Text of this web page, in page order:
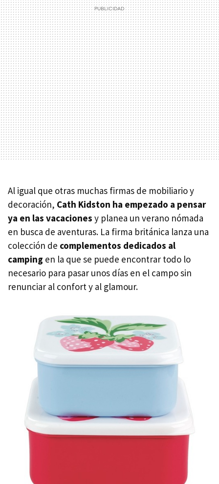
Al igual que otras muchas firmas de mobiliario y
decoración, Cath Kidston ha empezado a pensar
ya en las vacaciones y planea un verano nómada
en busca de aventuras. La firma británica lanza una
colección de complementos dedicados al
camping en la que se puede encontrar todo lo
necesario para pasar unos días en el campo sin
renunciar al confort y al glamour.